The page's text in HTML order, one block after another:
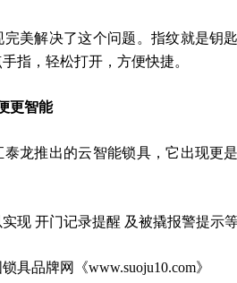
解决了这个问题。指纹就是钥
指，轻松打开，方便快捷。
更智能
推出的云智能锁具，它出现更
开门记录提醒 及被撬报警提示
具品牌网《www.suoju10.com》